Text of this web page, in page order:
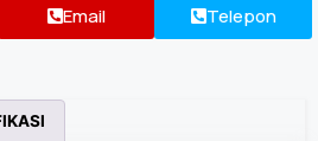
Email Telepon